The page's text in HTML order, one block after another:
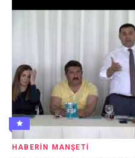
HABERIN MANŞETI